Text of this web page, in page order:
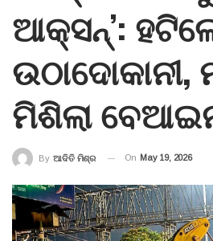
ଆକ୍ସନ୍’:
ଉଠାଦୋକାନୀ,
ମିଶିଲା
By ଆଦିତି ମିଶ୍ର On May 19, 2026